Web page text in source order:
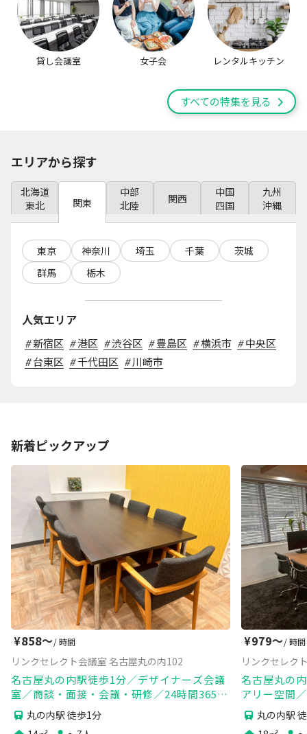
貸し会議室 女子会 レンタルキッチン
すべての特集を見る
エリアから探す
北海道
東北
関東
中部
北陸
関西
中国
四国
九州
沖縄
東京 神奈川 埼玉 千葉
茨城
群馬
栃木
人気エリア
# 新宿区 #港区 #渋谷区 # 豊島区 #横浜市 # 中央区
# 台東区 #千代田区 # 川崎市
新着ピックアップ
¥858〜/ 時間
リンクセレクト会議室 名古屋丸の内102
名古屋丸の内駅徒歩1分／デザイナーズ会議
室／商談・面接・会議・研修／24時間365日
／高速wifi・電源・モニター完備
丸の内駅 徒歩1分
¥979〜/ 時間
リンクセレク
名古屋丸の
アリー空間
時間365日
丸の内駅